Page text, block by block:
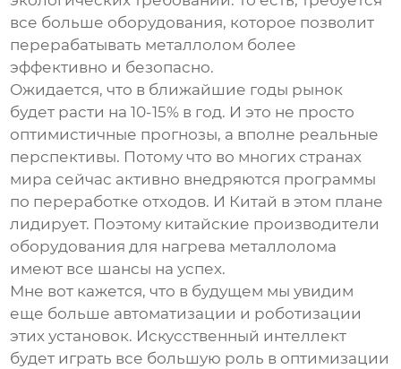
все больше оборудования, которое позволит
перерабатывать металлолом более
эффективно и безопасно.
Ожидается, что в ближайшие годы рынок
будет расти на 10-15% в год. И это не просто
оптимистичные прогнозы, а вполне реальные
перспективы. Потому что во многих странах
мира сейчас активно внедряются программы
по переработке отходов. И Китай в этом плане
лидирует. Поэтому китайские производители
оборудования для нагрева металлолома
имеют все шансы на успех.
Мне вот кажется, что в будущем мы увидим
еще больше автоматизации и роботизации
этих установок. Искусственный интеллект
будет играть все большую роль в оптимизации